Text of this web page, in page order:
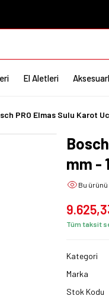
El Aletleri
PRO Elmas Sulu Karot
mm -
Bu ürünü
Tüm taksit
Kategori
Marka
Stok Kodu